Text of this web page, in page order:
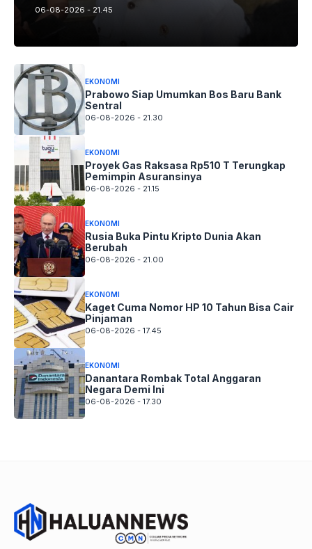
06-08-2026 - 21.45
EKONOMI
Prabowo Siap Umumkan Bos Baru Bank
Sentral
06-08-2026 - 21.30
EKONOMI
Proyek Gas Raksasa Rp510 T Terungkap
Pemimpin Asuransinya
06-08-2026 - 21.15
EKONOMI
Rusia Buka Pintu Kripto Dunia Akan
Berubah
06-08-2026 - 21.00
EKONOMI
Kaget Cuma Nomor HP 10 Tahun Bisa Cair
Pinjaman
06-08-2026 - 17.45
EKONOMI
Danantara Rombak Total Anggaran
Negara Demi Ini
06-08-2026 - 17.30